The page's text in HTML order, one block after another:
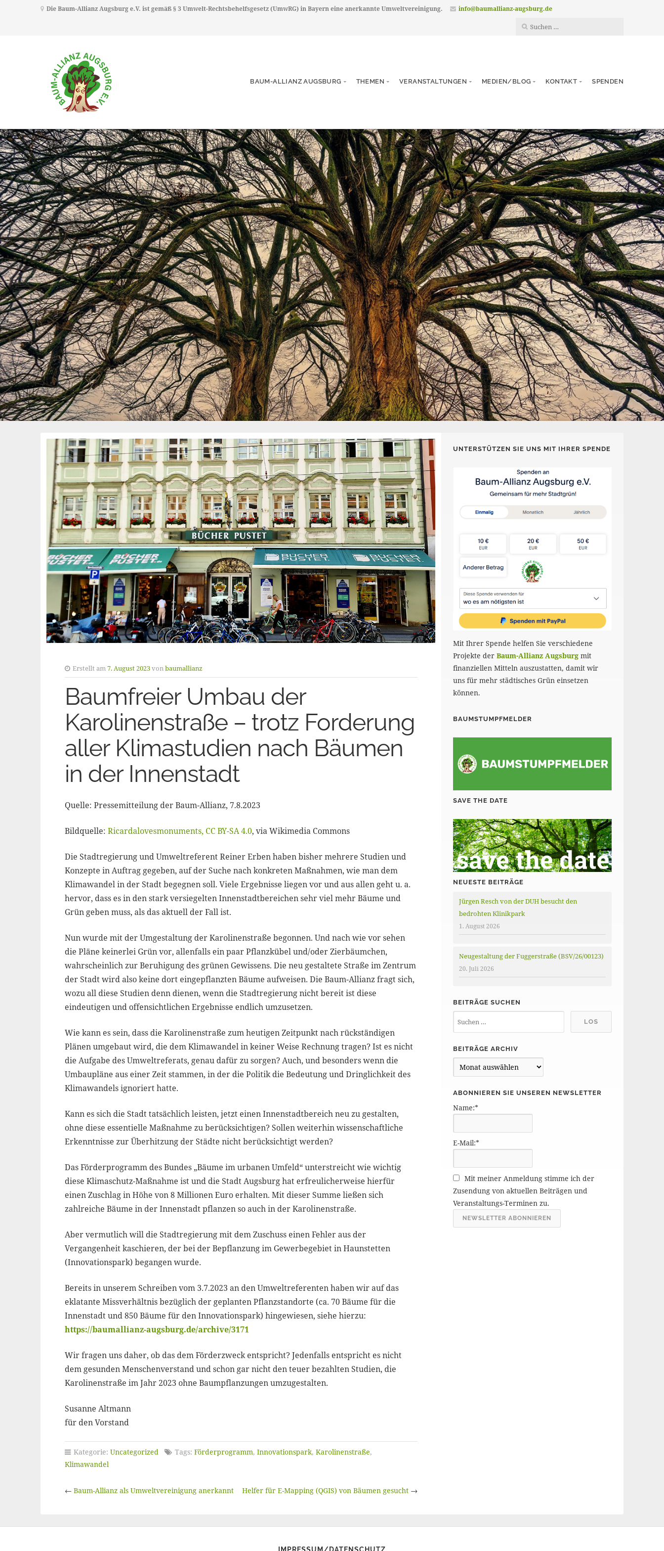
Die Baum-Allianz Augsburg e.V. ist gemäß § 3 Umwelt-Rechtsbehelfsgesetz (UmwRG) in Bayern eine anerkannte Umweltvereinigung. info@baumallianz-augsburg.de
BAUM-ALLIANZ AUGSBURG THEMEN VERANSTALTUNGEN MEDIEN/BLOG KONTAKT SPENDEN
Erstellt am7. August 2023vonbaumallianz
Baumfreier Umbau der
Karolinenstraße – trotz Forderung
aller Klimastudien nach Bäumen
in der Innenstadt
Quelle: Pressemitteilung der Baum-Allianz, 7.8.2023
Bildquelle: Ricardalovesmonuments, CC BY-SA 4.0, via Wikimedia Commons
Die Stadtregierung und Umweltreferent Reiner Erben haben bisher mehrere Studien und
Konzepte in Auftrag gegeben, auf der Suche nach konkreten Maßnahmen, wie man dem
Klimawandel in der Stadt begegnen soll. Viele Ergebnisse liegen vor und aus allen geht u. a.
hervor, dass es in den stark versiegelten Innenstadtbereichen sehr viel mehr Bäume und
Grün geben muss, als das aktuell der Fall ist.
Nun wurde mit der Umgestaltung der Karolinenstraße begonnen. Und nach wie vor sehen
die Pläne keinerlei Grün vor, allenfalls ein paar Pflanzkübel und/oder Zierbäumchen,
wahrscheinlich zur Beruhigung des grünen Gewissens. Die neu gestaltete Straße im Zentrum
der Stadt wird also keine dort eingepflanzten Bäume aufweisen. Die Baum-Allianz fragt sich,
wozu all diese Studien denn dienen, wenn die Stadtregierung nicht bereit ist diese
eindeutigen und offensichtlichen Ergebnisse endlich umzusetzen.
Wie kann es sein, dass die Karolinenstraße zum heutigen Zeitpunkt nach rückständigen
Plänen umgebaut wird, die dem Klimawandel in keiner Weise Rechnung tragen? Ist es nicht
die Aufgabe des Umweltreferats, genau dafür zu sorgen? Auch, und besonders wenn die
Umbaupläne aus einer Zeit stammen, in der die Politik die Bedeutung und Dringlichkeit des
Klimawandels ignoriert hatte.
Kann es sich die Stadt tatsächlich leisten, jetzt einen Innenstadtbereich neu zu gestalten,
ohne diese essentielle Maßnahme zu berücksichtigen? Sollen weiterhin wissenschaftliche
Erkenntnisse zur Überhitzung der Städte nicht berücksichtigt werden?
Das Förderprogramm des Bundes „Bäume im urbanen Umfeld“ unterstreicht wie wichtig
diese Klimaschutz-Maßnahme ist und die Stadt Augsburg hat erfreulicherweise hierfür
einen Zuschlag in Höhe von 8 Millionen Euro erhalten. Mit dieser Summe ließen sich
zahlreiche Bäume in der Innenstadt pflanzen so auch in der Karolinenstraße.
Aber vermutlich will die Stadtregierung mit dem Zuschuss einen Fehler aus der
Vergangenheit kaschieren, der bei der Bepflanzung im Gewerbegebiet in Haunstetten
(Innovationspark) begangen wurde.
Bereits in unserem Schreiben vom 3.7.2023 an den Umweltreferenten haben wir auf das
eklatante Missverhältnis bezüglich der geplanten Pflanzstandorte (ca. 70 Bäume für die
Innenstadt und 850 Bäume für den Innovationspark) hingewiesen, siehe hierzu:
https://baumallianz-augsburg.de/archive/3171
Wir fragen uns daher, ob das dem Förderzweck entspricht? Jedenfalls entspricht es nicht
dem gesunden Menschenverstand und schon gar nicht den teuer bezahlten Studien, die
Karolinenstraße im Jahr 2023 ohne Baumpflanzungen umzugestalten.
Susanne Altmann
für den Vorstand
Kategorie: Uncategorized Tags: Förderprogramm, Innovationspark, Karolinenstraße,
Klimawandel
← Baum-Allianz als Umweltvereinigung anerkannt Helfer für E-Mapping (QGIS) von Bäumen gesucht→
UNTERSTÜTZEN SIE UNS MIT IHRER SPENDE
Mit Ihrer Spende helfen Sie verschiedene
Projekte derBaum-Allianz Augsburg mit
finanziellen Mitteln auszustatten, damit wir
uns für mehr städtisches Grün einsetzen
können.
BAUMSTUMPFMELDER
SAVE THE DATE
NEUESTE BEITRÄGE
Jürgen Resch von der DUH besucht den
bedrohten Klinikpark
1. August 2026
Neugestaltung der Fuggerstraße (BSV/26/00123)
20. Juli 2026
BEITRÄGE SUCHEN
BEITRÄGE ARCHIV
e
r
e
r
c
h
i
ABONNIEREN SIE UNSEREN NEWSLETTER
Name:*
E-Mail:*
Mit meiner Anmeldung stimme ich der
Zusendung von aktuellen Beiträgen und
Veranstaltungs-Terminen zu.